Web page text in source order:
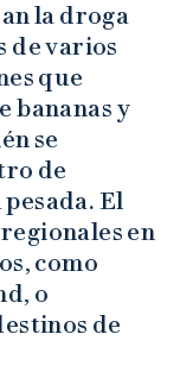
la droga
de varios
que
bananas y
se
de
El
en
como
o
de